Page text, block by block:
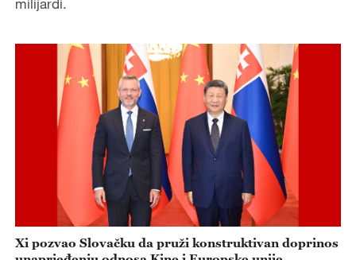
milijardi.
Xi pozvao Slovačku da pruži konstruktivan doprinos